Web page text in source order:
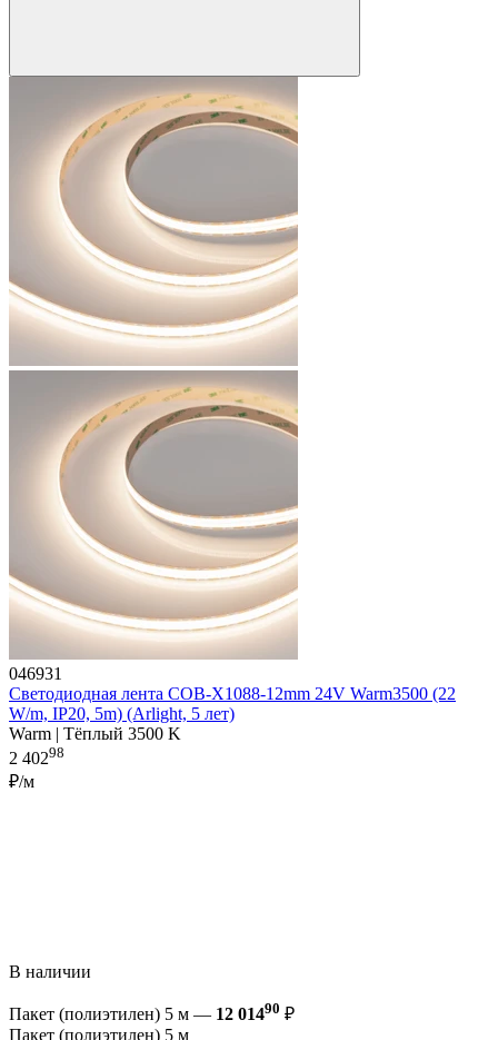
046931
Светодиодная лента COB-X1088-12mm 24V Warm3500 (22
W/m, IP20, 5m) (Arlight, 5 лет)
Warm | Тёплый 3500 K
2 40298
₽/м
В наличии
Пакет (полиэтилен) 5 м — 12 01490 ₽
Пакет (полиэтилен) 5 м